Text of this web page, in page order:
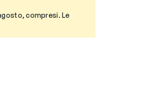
compresi. Le